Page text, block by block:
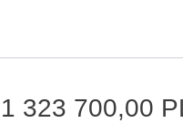
1 323 700,00